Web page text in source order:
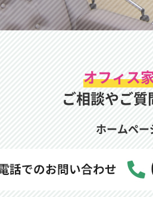
オフィス
ご相談やご
ホームペ